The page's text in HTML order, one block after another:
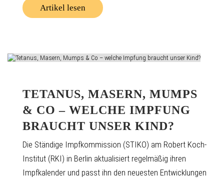
Artikel lesen
TETANUS, MASERN, MUMPS
& CO – WELCHE IMPFUNG
BRAUCHT UNSER KIND?
Die Ständige Impfkommission (STIKO) am Robert Koch-
Institut (RKI) in Berlin aktualisiert regelmäßig ihren
Impfkalender und passt ihn den neuesten Entwicklungen